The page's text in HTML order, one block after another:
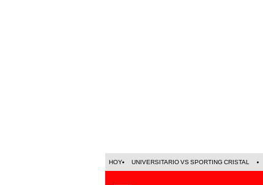
HOY UNIVERSITARIO VS SPORTING CRISTAL